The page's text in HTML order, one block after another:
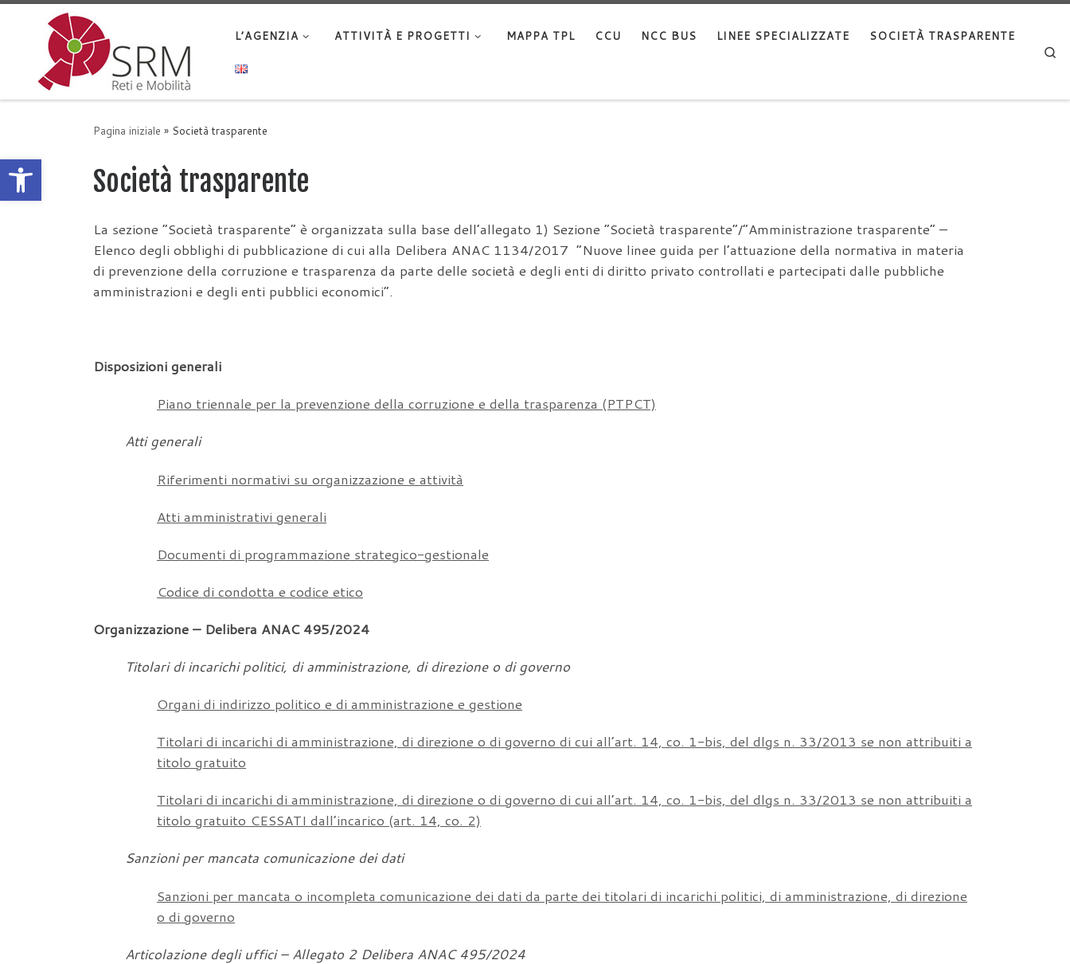
Apri la barra degli strumenti
Passa al contenuto
L’AGENZIA ATTIVITÀ E PROGETTI MAPPA TPL CCU NCC BUS LINEE SPECIALIZZATE SOCIETÀ TRASPARENTE
Pagina iniziale » Società trasparente
Società trasparente
La sezione “Società trasparente” è organizzata sulla base dell’allegato 1) Sezione “Società trasparente”/”Amministrazione trasparente” –
Elenco degli obblighi di pubblicazione di cui alla Delibera ANAC 1134/2017 “Nuove linee guida per l’attuazione della normativa in materia
di prevenzione della corruzione e trasparenza da parte delle società e degli enti di diritto privato controllati e partecipati dalle pubbliche
amministrazioni e degli enti pubblici economici”.
Disposizioni generali
Piano triennale per la prevenzione della corruzione e della trasparenza (PTPCT)
Atti generali
Riferimenti normativi su organizzazione e attività
Atti amministrativi generali
Documenti di programmazione strategico-gestionale
Codice di condotta e codice etico
Organizzazione – Delibera ANAC 495/2024
Titolari di incarichi politici, di amministrazione, di direzione o di governo
Organi di indirizzo politico e di amministrazione e gestione
Titolari di incarichi di amministrazione, di direzione o di governo di cui all’art. 14, co. 1-bis, del dlgs n. 33/2013 se non attribuiti a
titolo gratuito
Titolari di incarichi di amministrazione, di direzione o di governo di cui all’art. 14, co. 1-bis, del dlgs n. 33/2013 se non attribuiti a
titolo gratuito CESSATI dall’incarico (art. 14, co. 2)
Sanzioni per mancata comunicazione dei dati
Sanzioni per mancata o incompleta comunicazione dei dati da parte dei titolari di incarichi politici, di amministrazione, di direzione
o di governo
Articolazione degli uffici – Allegato 2 Delibera ANAC 495/2024